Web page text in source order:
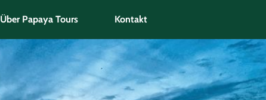
Über Papaya Tours Kontakt